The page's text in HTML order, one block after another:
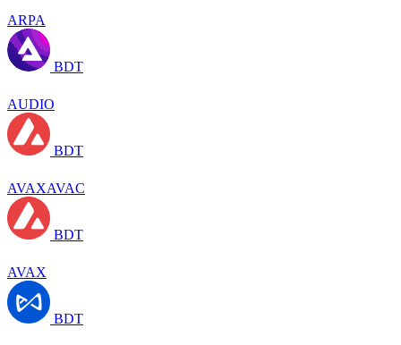
ARPA
BDT
AUDIO
BDT
AVAXAVAC
BDT
AVAX
BDT